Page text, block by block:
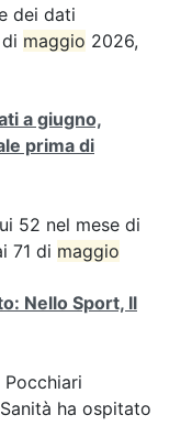
dei dati
maggio 2026,
a giugno,
prima di
52 nel mese di
71 di maggio
Nello Sport, Il
ha ospitato